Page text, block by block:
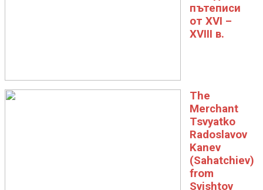
пътеписи
oт XVI –
XVIII в.
The
Merchant
Tsvyatko
Radoslavov
Kanev
(Sahatchiev)
from
Svishtov